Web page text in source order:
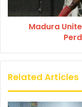
Madura
Related Articles